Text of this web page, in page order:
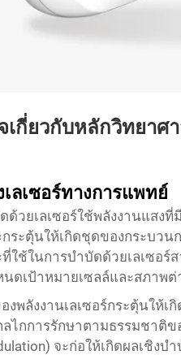
เกี่ยวกับหลักวิทยาศ
ลเซอร์ทางการแพทย์
วยเลเซอร์ใช้พลังงานแสง
ระตุ้นให้เกิดชุดของกระบว
ใช้ในการบำบัดด้วยเลเซอร์
ดเป้าหมายเซลล์และสภาพต่
งพลังงานเลเซอร์กระตุ้นให้เ
ลไกการรักษาตามธรรมชาติ
จะก่อให้เกิดผลเชิงบ